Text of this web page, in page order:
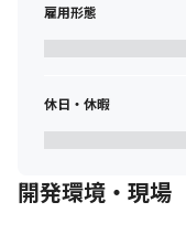
雇用形態
休日・休暇
開発環境・現場